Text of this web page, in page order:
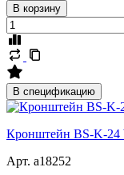
В корзину
В спецификацию
Кронштейн BS-K-24
Арт. a18252